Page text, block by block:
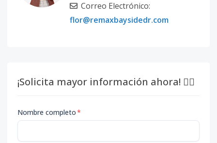
Correo Electrónico:
flor@remaxbaysidedr.com
¡Solicita mayor información ahora! 👇🏽
Nombre completo*